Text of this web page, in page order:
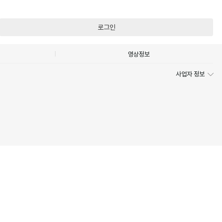
로그인
영상정보
사업자 정보